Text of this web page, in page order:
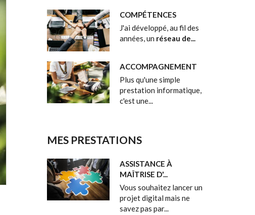
COMPÉTENCES
J'ai développé, au fil des
années, un réseau de...
ACCOMPAGNEMENT
Plus qu'une simple
prestation informatique,
c'est une...
MES PRESTATIONS
ASSISTANCE À
MAÎTRISE D'...
Vous souhaitez lancer un
projet digital mais ne
savez pas par...